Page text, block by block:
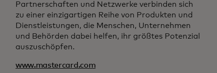
Partnerschaften und Netzwerke verbinden sich
zu einer einzigartigen Reihe von Produkten und
Dienstleistungen, die Menschen, Unternehmen
und Behörden dabei helfen, ihr größtes Potenzial
auszuschöpfen.
www.mastercard.com